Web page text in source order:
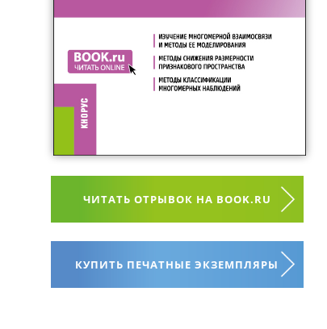
ЧИТАТЬ ОТРЫВОК НА BOOK.RU
КУПИТЬ ПЕЧАТНЫЕ ЭКЗЕМПЛЯРЫ